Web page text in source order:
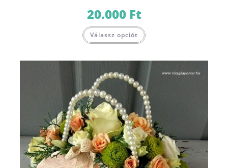
20.000 Ft
Válassz opciót